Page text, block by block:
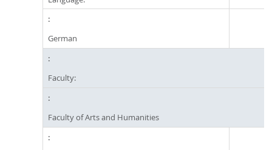
German
Faculty:
Faculty of Arts and Humanities